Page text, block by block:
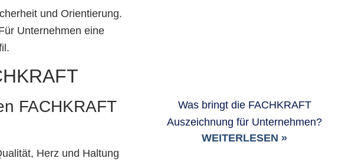
und Orientierung.
Unternehmen eine
FACHKRAFT
Herz und Haltung
Was bringt die FACHKRAFT
Auszeichnung für Unternehmen?
WEITERLESEN »